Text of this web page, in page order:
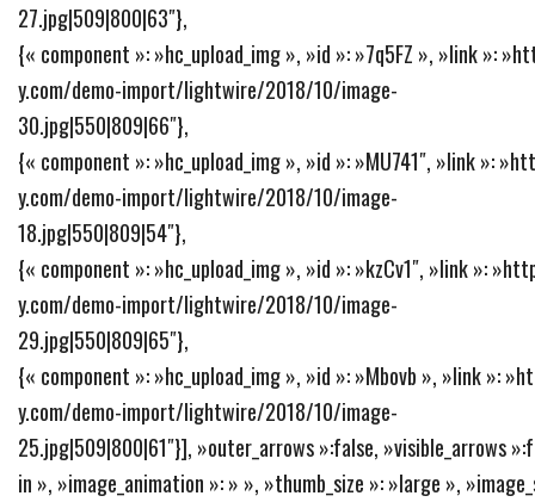
27.jpg|509|800|63″},
{« component »: »hc_upload_img », »id »: »7q5FZ », »link »:
y.com/demo-import/lightwire/2018/10/image-
30.jpg|550|809|66″},
{« component »: »hc_upload_img », »id »: »MU741″, »link »:
y.com/demo-import/lightwire/2018/10/image-
18.jpg|550|809|54″},
{« component »: »hc_upload_img », »id »: »kzCv1″, »link »:
y.com/demo-import/lightwire/2018/10/image-
29.jpg|550|809|65″},
{« component »: »hc_upload_img », »id »: »Mbovb », »link »:
y.com/demo-import/lightwire/2018/10/image-
25.jpg|509|800|61″}], »outer_arrows »:false, »visible_arrows
in », »image_animation »: » », »thumb_size »: »large »,